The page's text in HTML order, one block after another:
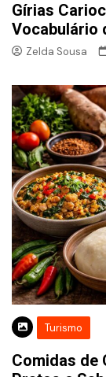
Gírias
Vocabulário
Zelda Sousa
Turismo
Comidas de